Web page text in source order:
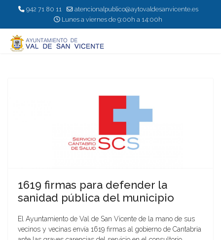
942 71 80 11
atencionalpublico@aytovaldesanvicente.es
Lunes a viernes de 9:00h a 14:00h
1619 firmas para defender la
sanidad pública del municipio
El Ayuntamiento de Val de San Vicente de la mano de sus
vecinos y vecinas envía 1619 firmas al gobierno de Cantabria